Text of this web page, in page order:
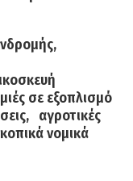
σε εξοπλισμό
αγροτικές
νομικά